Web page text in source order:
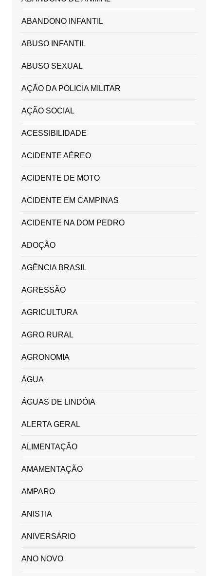
ABANDONO INFANTIL
ABUSO INFANTIL
ABUSO SEXUAL
AÇÃO DA POLICIA MILITAR
AÇÃO SOCIAL
ACESSIBILIDADE
ACIDENTE AÉREO
ACIDENTE DE MOTO
ACIDENTE EM CAMPINAS
ACIDENTE NA DOM PEDRO
ADOÇÃO
AGÊNCIA BRASIL
AGRESSÃO
AGRICULTURA
AGRO RURAL
AGRONOMIA
ÁGUA
ÁGUAS DE LINDÓIA
ALERTA GERAL
ALIMENTAÇÃO
AMAMENTAÇÃO
AMPARO
ANISTIA
ANIVERSÁRIO
ANO NOVO